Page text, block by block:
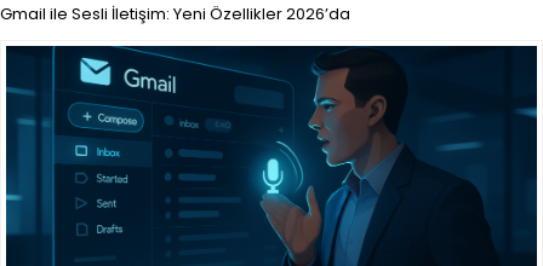
Gmail ile Sesli İletişim: Yeni Özellikler 2026’da